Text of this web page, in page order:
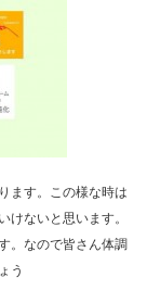
ます。この様な時は
けないと思います。
。なので皆さん体調
う